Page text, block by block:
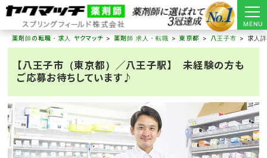
MENU
薬剤師の転職・求人 ヤクマッチ
薬剤師 求人・転職 東京都 八王子市 求人
【八王子市（東京都）／八王子駅】 未経験の方も
ご応募お待ちしています♪